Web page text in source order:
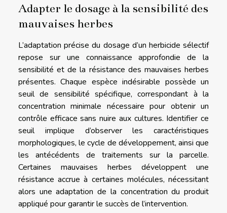
Adapter le dosage à la sensibilité des
mauvaises herbes
L’adaptation précise du dosage d’un herbicide sélectif
repose sur une connaissance approfondie de la
sensibilité et de la résistance des mauvaises herbes
présentes. Chaque espèce indésirable possède un
seuil de sensibilité spécifique, correspondant à la
concentration minimale nécessaire pour obtenir un
contrôle efficace sans nuire aux cultures. Identifier ce
seuil implique d’observer les caractéristiques
morphologiques, le cycle de développement, ainsi que
les antécédents de traitements sur la parcelle.
Certaines mauvaises herbes développent une
résistance accrue à certaines molécules, nécessitant
alors une adaptation de la concentration du produit
appliqué pour garantir le succès de l’intervention.